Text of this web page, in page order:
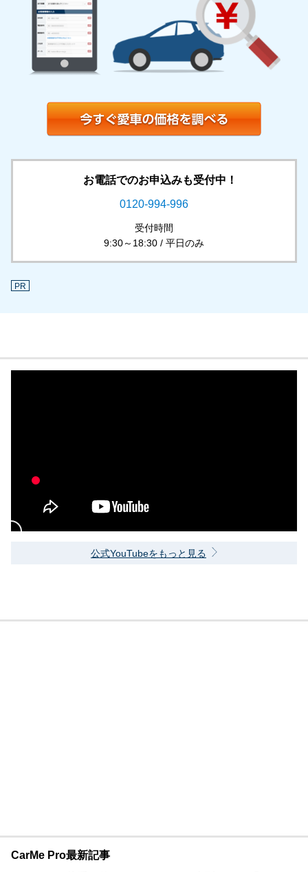
お電話でのお申込みも受付中！
0120-994-996
受付時間
9:30～18:30 / 平日のみ
PR
公式YouTubeをもっと見る
CarMe Pro最新記事